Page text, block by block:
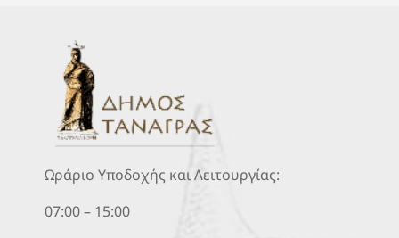
Ωράριο Υποδοχής και Λειτουργίας:
07:00 – 15:00